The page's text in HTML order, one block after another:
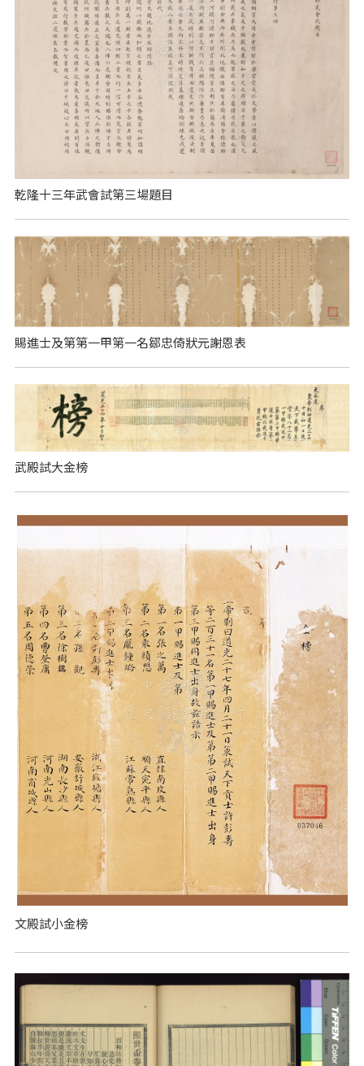
乾隆十三年武會試第三場題目
賜進士及第第一甲第一名鄒忠倚狀元謝恩表
武殿試大金榜
文殿試小金榜